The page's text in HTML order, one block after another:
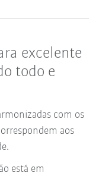
excelente
todo e
com os
aos
está em